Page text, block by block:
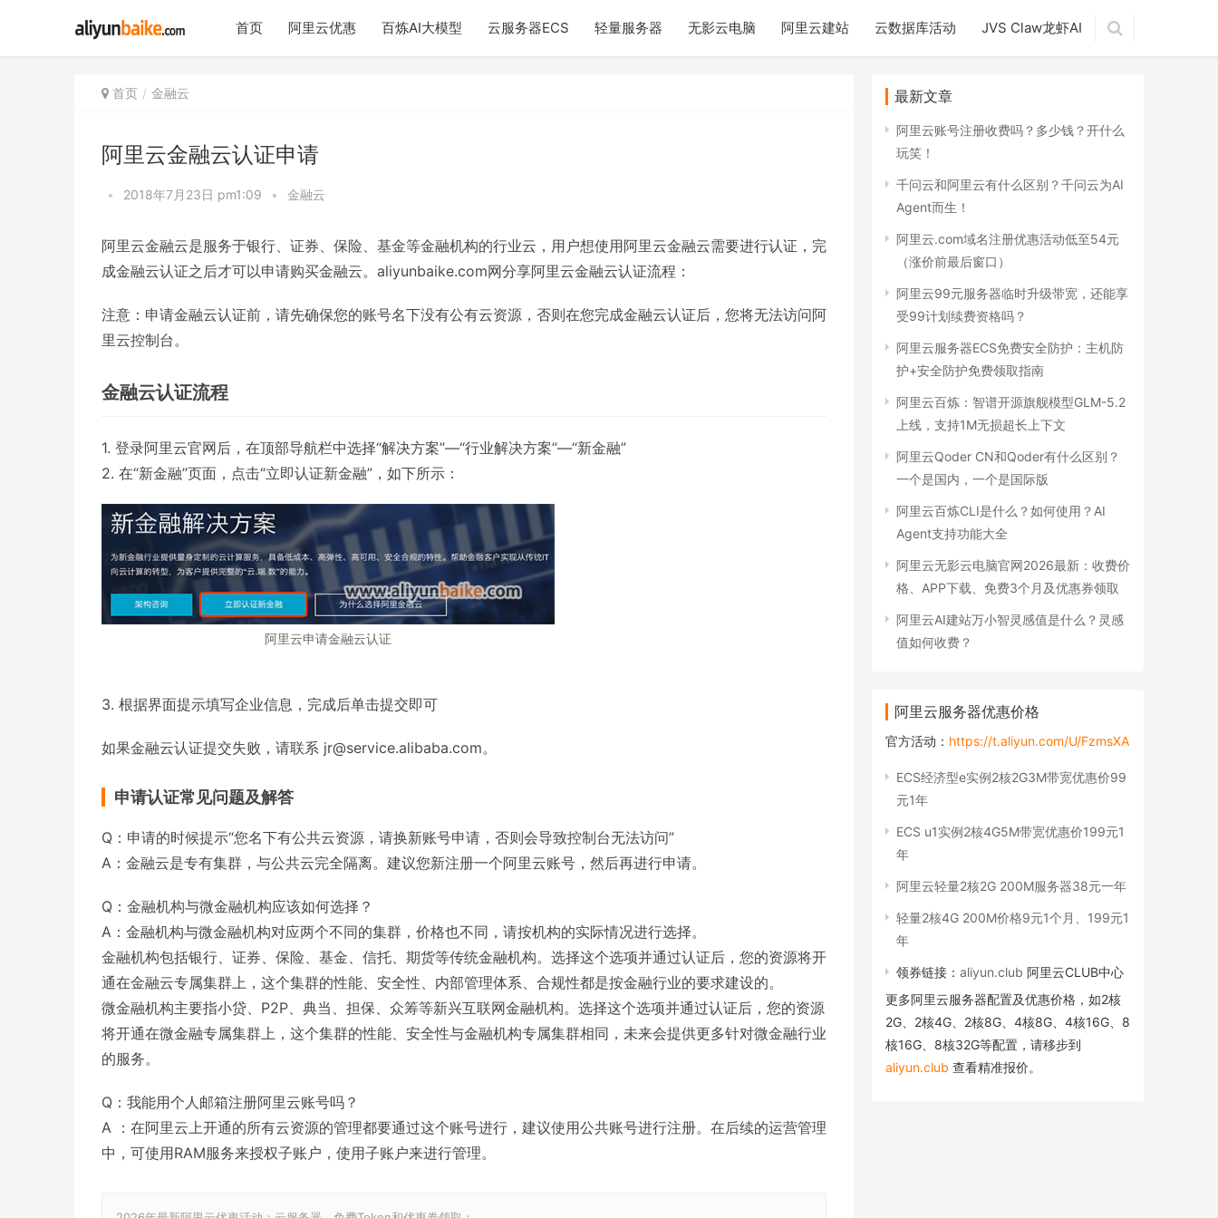
首页 阿里云优惠 百炼AI大模型 云服务器ECS 轻量服务器 无影云电脑 阿里云建站 云数据库活动 JVS Claw龙虾AI
首页 金融云
阿里云金融云认证申请
• 2018年7月23日 pm1:09 • 金融云
阿里云金融云是服务于银行、证券、保险、基金等金融机构的行业云，用户想使用阿里云金融云需要进行认证，完
成金融云认证之后才可以申请购买金融云。aliyunbaike.com网分享阿里云金融云认证流程：
注意：申请金融云认证前，请先确保您的账号名下没有公有云资源，否则在您完成金融云认证后，您将无法访问阿
里云控制台。
金融云认证流程
1. 登录阿里云官网后，在顶部导航栏中选择“解决方案”—“行业解决方案”—“新金融”
2. 在“新金融”页面，点击“立即认证新金融”，如下所示：
阿里云申请金融云认证
3. 根据界面提示填写企业信息，完成后单击提交即可
如果金融云认证提交失败，请联系 jr@service.alibaba.com。
申请认证常见问题及解答
Q：申请的时候提示“您名下有公共云资源，请换新账号申请，否则会导致控制台无法访问”
A：金融云是专有集群，与公共云完全隔离。建议您新注册一个阿里云账号，然后再进行申请。
Q：金融机构与微金融机构应该如何选择？
A：金融机构与微金融机构对应两个不同的集群，价格也不同，请按机构的实际情况进行选择。
金融机构包括银行、证券、保险、基金、信托、期货等传统金融机构。选择这个选项并通过认证后，您的资源将开
通在金融云专属集群上，这个集群的性能、安全性、内部管理体系、合规性都是按金融行业的要求建设的。
微金融机构主要指小贷、P2P、典当、担保、众筹等新兴互联网金融机构。选择这个选项并通过认证后，您的资源
将开通在微金融专属集群上，这个集群的性能、安全性与金融机构专属集群相同，未来会提供更多针对微金融行业
的服务。
Q：我能用个人邮箱注册阿里云账号吗？
A ：在阿里云上开通的所有云资源的管理都要通过这个账号进行，建议使用公共账号进行注册。在后续的运营管理
中，可使用RAM服务来授权子账户，使用子账户来进行管理。
最新文章
阿里云账号注册收费吗？多少钱？开什么
玩笑！
千问云和阿里云有什么区别？千问云为AI
Agent而生！
阿里云.com域名注册优惠活动低至54元
（涨价前最后窗口）
阿里云99元服务器临时升级带宽，还能享
受99计划续费资格吗？
阿里云服务器ECS免费安全防护：主机防
护+安全防护免费领取指南
阿里云百炼：智谱开源旗舰模型GLM-5.2
上线，支持1M无损超长上下文
阿里云Qoder CN和Qoder有什么区别？
一个是国内，一个是国际版
阿里云百炼CLI是什么？如何使用？AI
Agent支持功能大全
阿里云无影云电脑官网2026最新：收费价
格、APP下载、免费3个月及优惠券领取
阿里云AI建站万小智灵感值是什么？灵感
值如何收费？
阿里云服务器优惠价格
官方活动： https://t.aliyun.com/U/FzmsXA
ECS经济型e实例2核2G3M带宽优惠价99
元1年
ECS u1实例2核4G5M带宽优惠价199元1
年
阿里云轻量2核2G 200M服务器38元一年
轻量2核4G 200M价格9元1个月、199元1
年
领券链接： aliyun.club 阿里云CLUB中心
更多阿里云服务器配置及优惠价格，如2核
2G、2核4G、2核8G、4核8G、4核16G、8
核16G、8核32G等配置，请移步到
aliyun.club 查看精准报价。